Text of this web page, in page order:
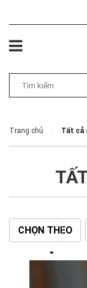
Trang chủ Tất cả
CHỌN THEO